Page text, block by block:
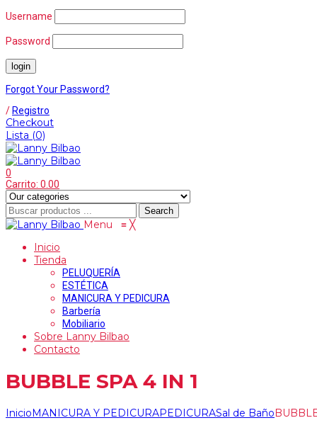
Username
Password
Forgot Your Password?
/ Registro
Checkout
Lista (0)
0
Carrito: 0.00
Search
Menu ≡ ╳
Inicio
Tienda
PELUQUERÍA
ESTÉTICA
MANICURA Y PEDICURA
Barbería
Mobiliario
Sobre Lanny Bilbao
Contacto
BUBBLE SPA 4 IN 1
InicioMANICURA Y PEDICURAPEDICURASal de Baño